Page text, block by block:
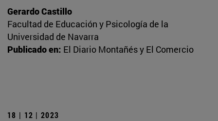
Gerardo Castillo
Facultad de Educación y Psicología de la
Universidad de Navarra
Publicado en: El Diario Montañés y El Comercio
18 | 12 | 2023